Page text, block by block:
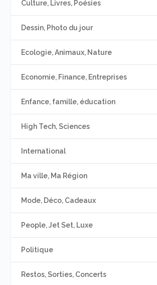
Culture, Livres, Poésies
Dessin, Photo du jour
Ecologie, Animaux, Nature
Economie, Finance, Entreprises
Enfance, famille, éducation
High Tech, Sciences
International
Ma ville, Ma Région
Mode, Déco, Cadeaux
People, Jet Set, Luxe
Politique
Restos, Sorties, Concerts